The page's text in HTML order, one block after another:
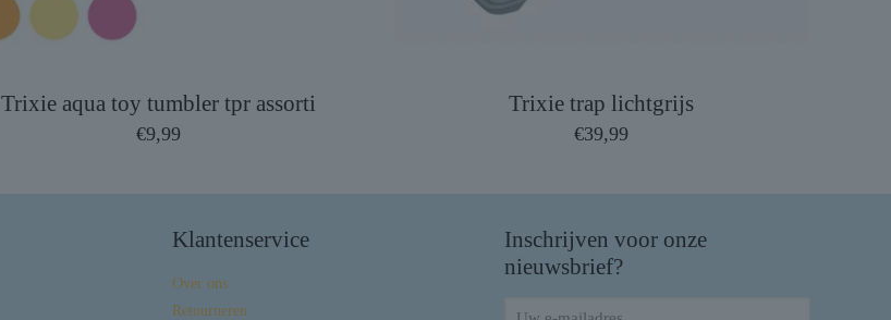
Trixie aqua toy tumbler tpr assorti
€9,99
Trixie trap lichtgrijs
€39,99
Klantenservice
Over ons
Retourneren
Inschrijven voor onze
nieuwsbrief?